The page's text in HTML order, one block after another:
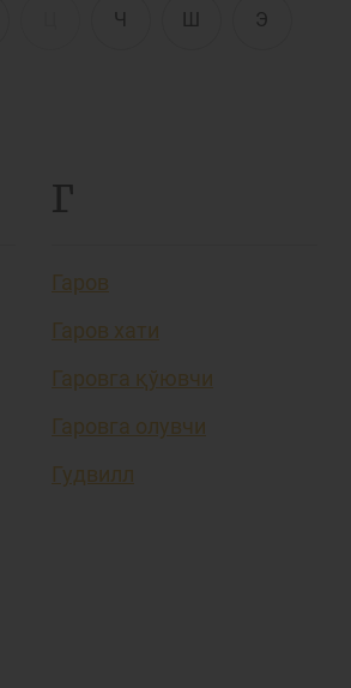
Ч Ш Э
Г
Гаров
Гаров хати
Гаровга қўювчи
Гаровга олувчи
Гудвилл